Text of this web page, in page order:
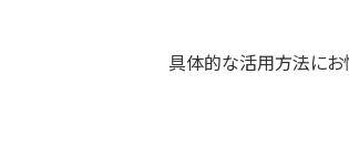
具体的な活用方法にお